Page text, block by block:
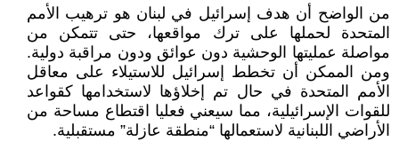
من الواضح أن هدف إسرائيل في لبنان هو ترهيب الأمم
المتحدة لحملها على ترك مواقعها، حتى تتمكن من
مواصلة عمليتها الوحشية دون عوائق ودون مراقبة دولية.
ومن الممكن أن تخطط إسرائيل للاستيلاء على معاقل
الأمم المتحدة في حال تم إخلاؤها لاستخدامها كقواعد
للقوات الإسرائيلية، مما سيعني فعليا اقتطاع مساحة من
الأراضي اللبنانية لاستعمالها “منطقة عازلة” مستقبلية.